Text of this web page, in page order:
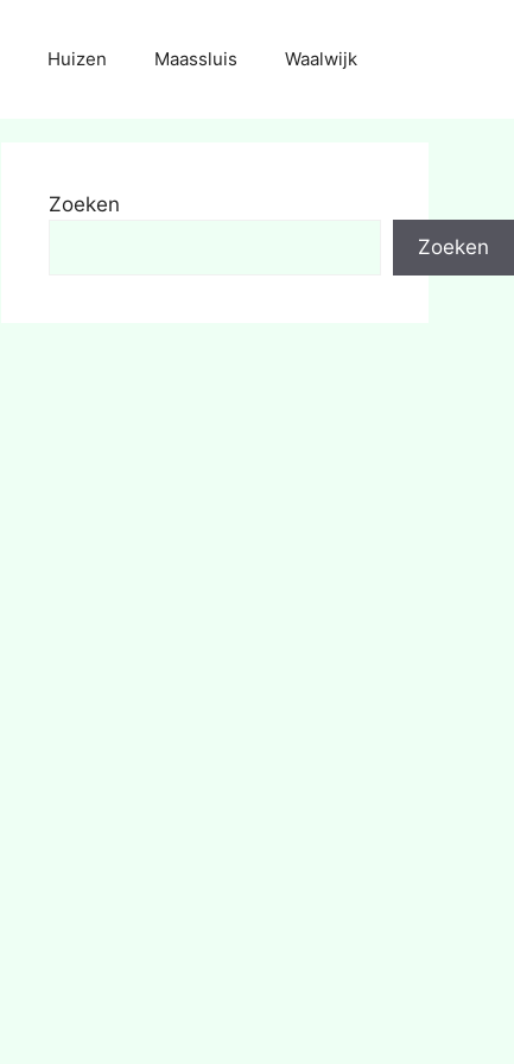
Huizen Maassluis Waalwijk
Zoeken
Zoeken